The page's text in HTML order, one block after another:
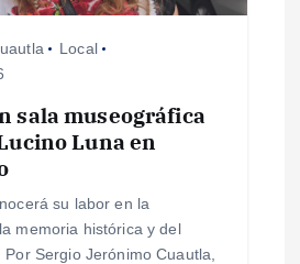
Local
sala museográfica
Luna en
su labor en la
memoria histórica y del
Sergio Jerónimo Cuautla,